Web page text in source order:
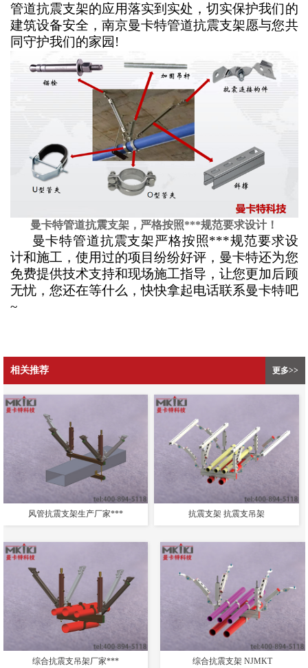
管道抗震支架的应用落实到实处，切实保护我们的
建筑设备安全，南京曼卡特管道抗震支架愿与您共
同守护我们的家园!
曼卡特管道抗震支架，严格按照***规范要求设计！
曼卡特管道抗震支架严格按照***规范要求设
计和施工，使用过的项目纷纷好评，曼卡特还为您
免费提供技术支持和现场施工指导，让您更加后顾
无忧，您还在等什么，快快拿起电话联系曼卡特吧
~
相关推荐 更多>>
风管抗震支架生产厂家*** 抗震支架 抗震支吊架
综合抗震支吊架厂家*** 综合抗震支架 NJMKT